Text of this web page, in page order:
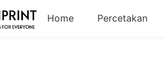
Home Percetakan